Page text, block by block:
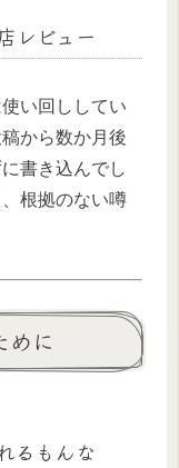
レビュー
い回ししてい
から数か月後
書き込んでし
根拠のない噂
めに
るもんな